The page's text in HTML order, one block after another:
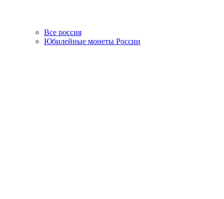
Все россия
Юбилейные монеты России